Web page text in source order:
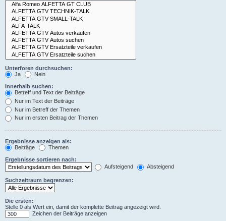
Unterforen durchsuchen:
Ja
Nein
Innerhalb suchen:
Betreff und Text der Beiträge
Nur im Text der Beiträge
Nur im Betreff der Themen
Nur im ersten Beitrag der Themen
Ergebnisse anzeigen als:
Beiträge
Themen
Ergebnisse sortieren nach:
Aufsteigend
Absteigend
Suchzeitraum begrenzen:
Die ersten:
Stelle 0 als Wert ein, damit der komplette Beitrag angezeigt wird.
Zeichen der Beiträge anzeigen